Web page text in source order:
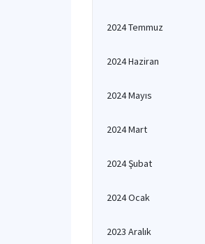
2024 Temmuz
2024 Haziran
2024 Mayıs
2024 Mart
2024 Şubat
2024 Ocak
2023 Aralık